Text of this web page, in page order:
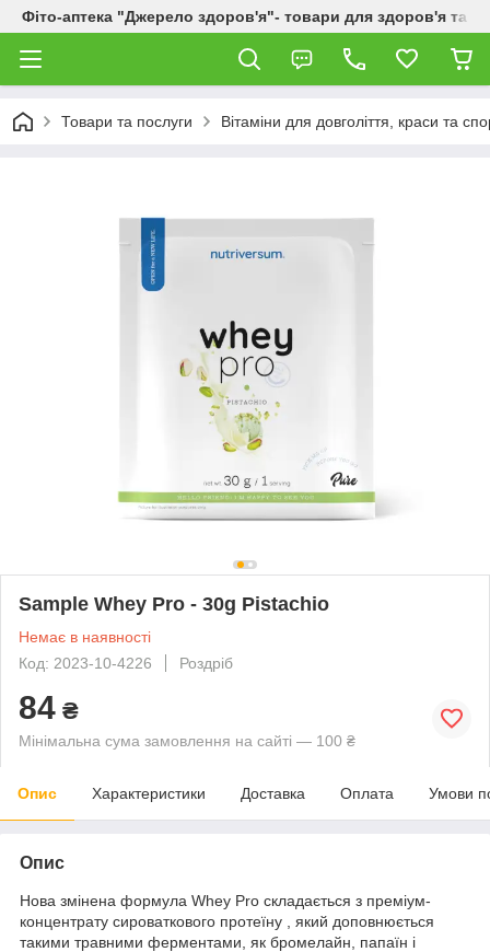
Фіто-аптека "Джерело здоров'я"- товари для здоров'я та
Товари та послуги Вітаміни для довголіття, краси та
Sample Whey Pro - 30g Pistachio
Немає в наявності
Код: 2023-10-4226
Роздріб
84 ₴
Мінімальна сума замовлення на сайті — 100 ₴
Опис Характеристики Доставка Оплата Умови
Опис
Нова змінена формула Whey Pro складається з преміум-
концентрату сироваткового протеїну , який доповнюється
такими травними ферментами, як бромелайн, папаїн і